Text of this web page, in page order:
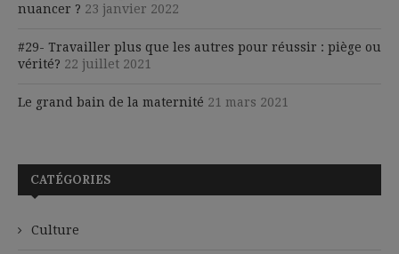
nuancer ? 23 janvier 2022
#29- Travailler plus que les autres pour réussir : piège ou
vérité? 22 juillet 2021
Le grand bain de la maternité 21 mars 2021
CATÉGORIES
Culture